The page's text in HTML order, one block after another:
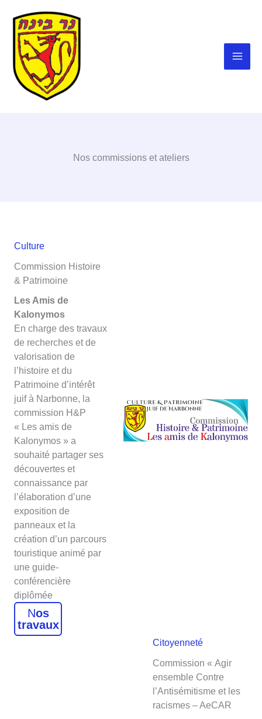
contenu
Nos commissions et ateliers
Culture
Commission Histoire
& Patrimoine
Les Amis de
Kalonymos
En charge des travaux
de recherches et de
valorisation de
l’histoire et du
Patrimoine d’intérêt
juif à Narbonne, la
commission H&P
« Les amis de
Kalonymos » a
souhaité partager ses
découvertes et
connaissance par
l’élaboration d’une
exposition de
panneaux et la
création d’un parcours
touristique animé par
une guide-
conférencière
diplômée
Nos
travaux
Citoyenneté
Commission « Agir
ensemble Contre
l’Antisémitisme et les
racismes – AeCAR